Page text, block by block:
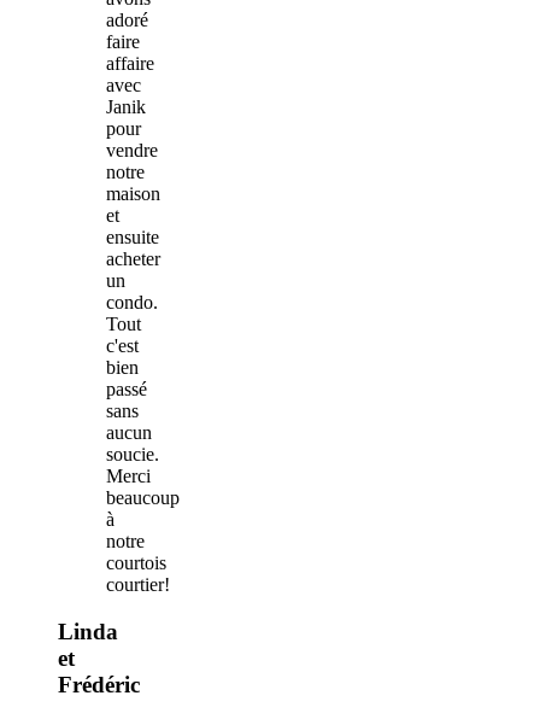
adoré
faire
affaire
avec
Janik
pour
vendre
notre
maison
et
ensuite
acheter
un
condo.
Tout
c'est
bien
passé
sans
aucun
soucie.
Merci
beaucoup
à
notre
courtois
courtier!
Linda
et
Frédéric